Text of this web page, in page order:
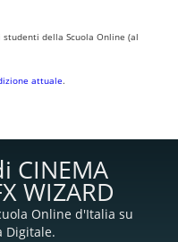
della Scuola Online (al
attuale.
CINEMA
WIZARD
Online d'Italia su
Digitale.